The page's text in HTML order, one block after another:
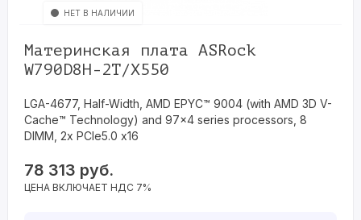
НЕТ В НАЛИЧИИ
Материнская плата ASRock
W790D8H-2T/X550
LGA-4677, Half-Width, AMD EPYC™ 9004 (with AMD 3D V-
Cache™ Technology) and 97x4 series processors, 8
DIMM, 2x PCIe5.0 x16
78 313 руб.
ЦЕНА ВКЛЮЧАЕТ НДС 7%